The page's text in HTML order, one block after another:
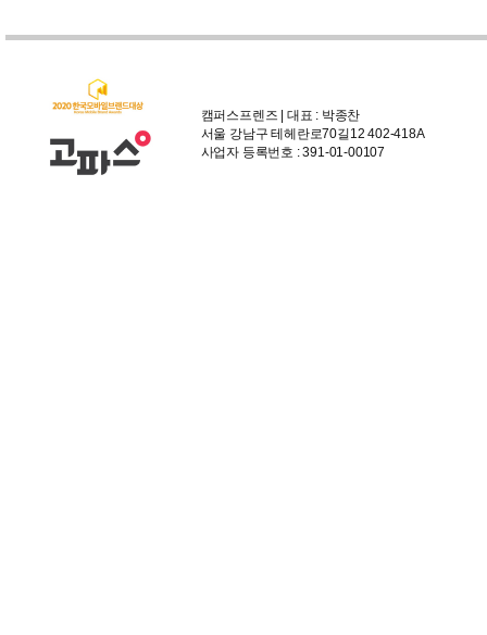
캠퍼스프렌즈 | 대표 : 박종찬
서울 강남구 테헤란로70길12 402-418A
사업자 등록번호 : 391-01-00107